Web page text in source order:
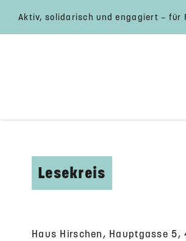
Aktiv, solidarisch und engagiert – für
Lesekreis
Haus Hirschen, Hauptgasse